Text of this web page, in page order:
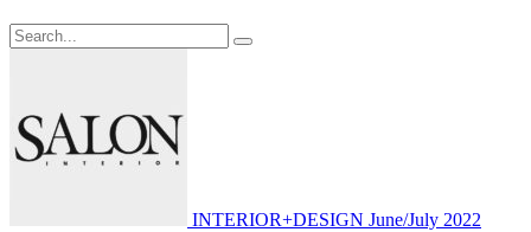
INTERIOR+DESIGN June/July 2022